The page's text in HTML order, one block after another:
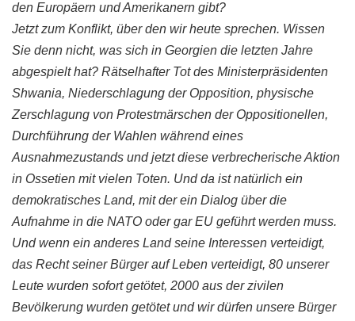
den Europäern und Amerikanern gibt?
Jetzt zum Konflikt, über den wir heute sprechen. Wissen
Sie denn nicht, was sich in Georgien die letzten Jahre
abgespielt hat? Rätselhafter Tot des Ministerpräsidenten
Shwania, Niederschlagung der Opposition, physische
Zerschlagung von Protestmärschen der Oppositionellen,
Durchführung der Wahlen während eines
Ausnahmezustands und jetzt diese verbrecherische Aktion
in Ossetien mit vielen Toten. Und da ist natürlich ein
demokratisches Land, mit der ein Dialog über die
Aufnahme in die NATO oder gar EU geführt werden muss.
Und wenn ein anderes Land seine Interessen verteidigt,
das Recht seiner Bürger auf Leben verteidigt, 80 unserer
Leute wurden sofort getötet, 2000 aus der zivilen
Bevölkerung wurden getötet und wir dürfen unsere Bürger